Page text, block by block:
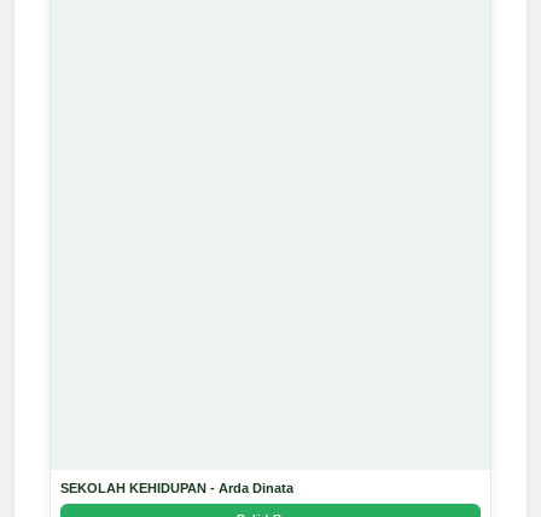
SEKOLAH KEHIDUPAN - Arda Dinata